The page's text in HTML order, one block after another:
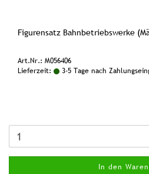
Figurensatz Bahnbetriebswerke
Art.Nr.: M056406
Lieferzeit:
3-5 Tage nach
In den